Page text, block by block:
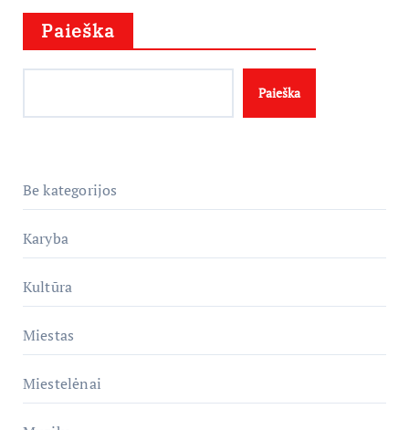
Paieška
Paieška
Be kategorijos
Karyba
Kultūra
Miestas
Miestelėnai